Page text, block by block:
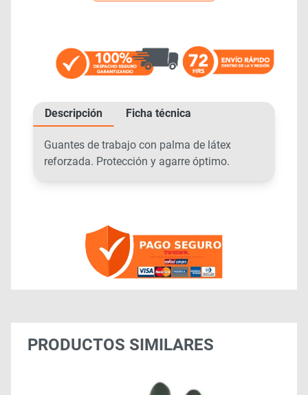
Descripción Ficha técnica
Guantes de trabajo con palma de látex
reforzada. Protección y agarre óptimo.
PRODUCTOS SIMILARES